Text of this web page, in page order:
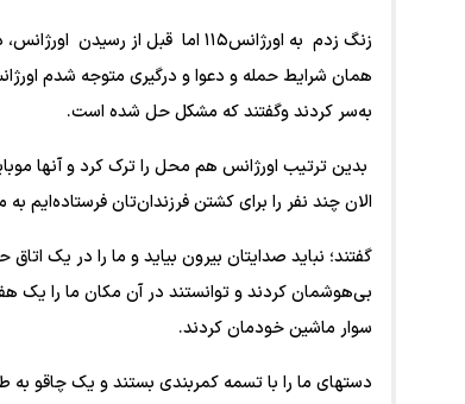
زنگ زدم به اورژانس۱۱۵ اما قبل
همان شرایط حمله و دعوا و درگیری متوجه شدم
به‌سر کردند وگفتند که مشکل حل شده است.
بدین ترتیب اورژانس هم محل را ترک کرد و آنها
الان چند نفر را برای کشتن فرزندان‌تان فرستاده‌ایم به
گفتند؛ نباید صدایتان بیرون بیاید و ما را در یک
بی‌هوشمان کردند و توانستند در آن مکان ما را یک
سوار ماشین خودمان کردند.
دستهای ما را با تسمه‌ کمربندی بستند و یک چاقو